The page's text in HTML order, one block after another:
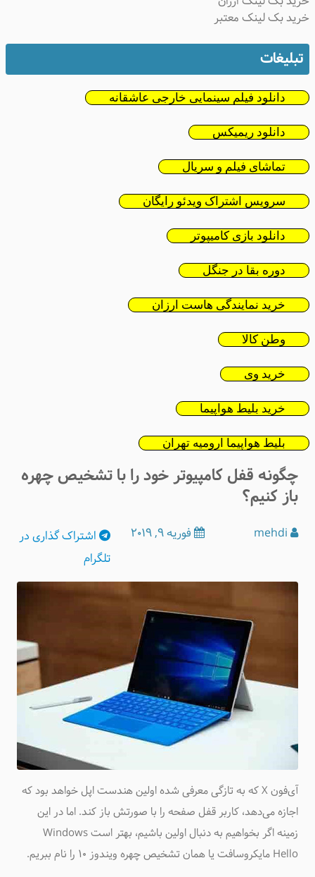
خرید بک لینک معتبر
تبلیغات
دانلود فیلم سینمایی خارجی عاشقانه
دانلود ریمیکس
تماشای فیلم و سریال
سرویس اشتراک ویدئو رایگان
دانلود بازی کامیپوتر
دوره بقا در جنگل
خرید نمایندگی هاست ارزان
وطن کالا
خرید وی
خرید بلیط هواپیما
بلیط هواپیما ارومیه تهران
چگونه قفل کامپیوتر خود را با تشخیص چهره
باز کنیم؟
فوریه 9, 2019 اشتراکگذاری در
تلگرام
آی‌فون X که به تازگی معرفی شده اولین هندست اپل خواهد بود که
اجازه می‌دهد، کاربر قفل صفحه را با صورتش باز کند. اما در این
زمینه اگر بخواهیم به دنبال اولین باشیم، بهتر است Windows
Hello مایکروسافت یا همان تشخیص چهره ویندوز ۱۰ را نام ببریم.